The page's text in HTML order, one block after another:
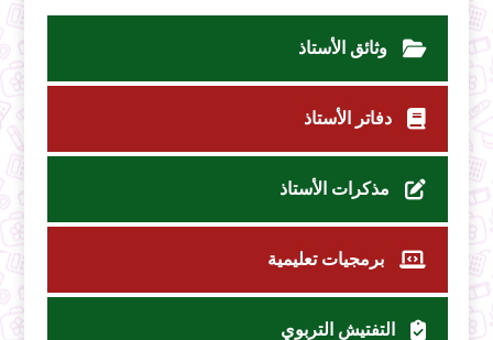
وثائق الأستاذ
دفاتر الأستاذ
مذكرات الأستاذ
برمجيات تعليمية
التفتيش التربوي